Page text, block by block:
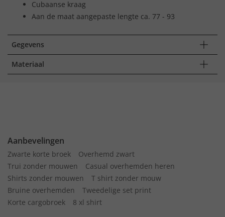
Cubaanse kraag
Aan de maat aangepaste lengte ca. 77 - 93
Gegevens
Materiaal
Aanbevelingen
Zwarte korte broek
Overhemd zwart
Trui zonder mouwen
Casual overhemden heren
Shirts zonder mouwen
T shirt zonder mouw
Bruine overhemden
Tweedelige set print
Korte cargobroek
8 xl shirt